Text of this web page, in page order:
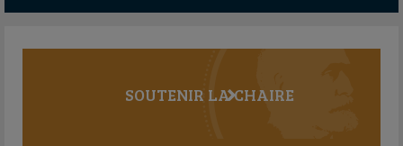
SOUTENIR LA CHAIRE